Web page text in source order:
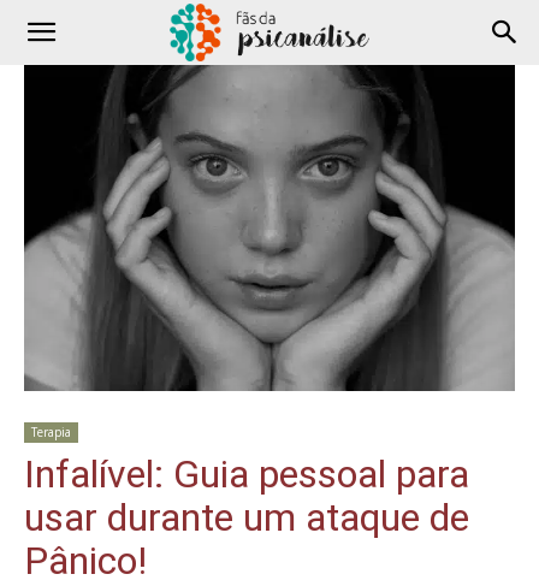
Terapia
Infalível: Guia pessoal para
usar durante um ataque de
Pânico!